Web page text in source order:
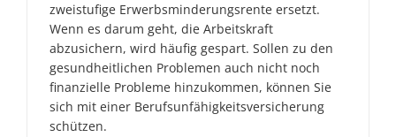
zweistufige Erwerbsminderungsrente ersetzt.
Wenn es darum geht, die Arbeitskraft
abzusichern, wird häufig gespart. Sollen zu den
gesundheitlichen Problemen auch nicht noch
finanzielle Probleme hinzukommen, können Sie
sich mit einer Berufsunfähigkeitsversicherung
schützen.